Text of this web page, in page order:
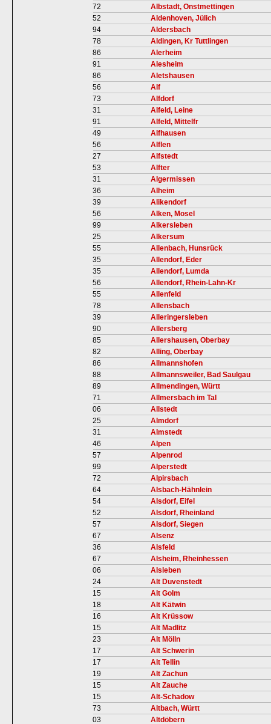
72
Albstadt, Onstmettingen
52
Aldenhoven, Jülich
94
Aldersbach
78
Aldingen, Kr Tuttlingen
86
Alerheim
91
Alesheim
86
Aletshausen
56
Alf
73
Alfdorf
31
Alfeld, Leine
91
Alfeld, Mittelfr
49
Alfhausen
56
Alflen
27
Alfstedt
53
Alfter
31
Algermissen
36
Alheim
39
Alikendorf
56
Alken, Mosel
99
Alkersleben
25
Alkersum
55
Allenbach, Hunsrück
35
Allendorf, Eder
35
Allendorf, Lumda
56
Allendorf, Rhein-Lahn-Kr
55
Allenfeld
78
Allensbach
39
Alleringersleben
90
Allersberg
85
Allershausen, Oberbay
82
Alling, Oberbay
86
Allmannshofen
88
Allmannsweiler, Bad Saulgau
89
Allmendingen, Württ
71
Allmersbach im Tal
06
Allstedt
25
Almdorf
31
Almstedt
46
Alpen
57
Alpenrod
99
Alperstedt
72
Alpirsbach
64
Alsbach-Hähnlein
54
Alsdorf, Eifel
52
Alsdorf, Rheinland
57
Alsdorf, Siegen
67
Alsenz
36
Alsfeld
67
Alsheim, Rheinhessen
06
Alsleben
24
Alt Duvenstedt
15
Alt Golm
18
Alt Kätwin
16
Alt Krüssow
15
Alt Madlitz
23
Alt Mölln
17
Alt Schwerin
17
Alt Tellin
19
Alt Zachun
15
Alt Zauche
15
Alt-Schadow
73
Altbach, Württ
03
Altdöbern